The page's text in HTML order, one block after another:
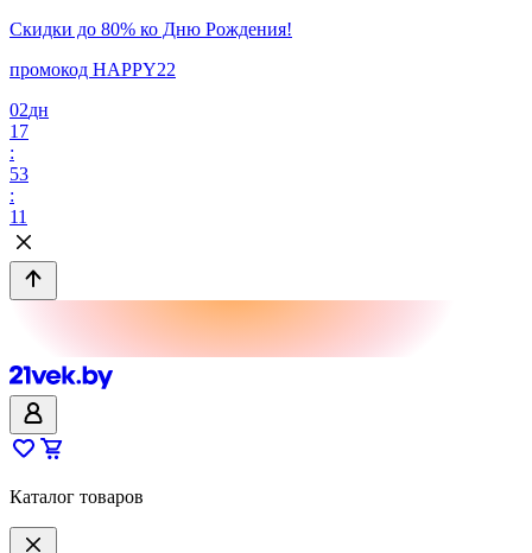
Скидки до 80% ко Дню Рождения!
промокод HAPPY22
02дн
17
:
53
:
11
Каталог товаров